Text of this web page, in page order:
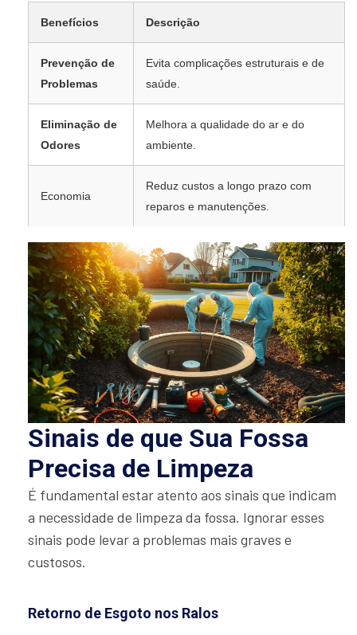
Benefícios Descrição
Prevenção de
Problemas
Evita complicações estruturais e de
saúde.
Eliminação de
Odores
Melhora a qualidade do ar e do
ambiente.
Economia
Reduz custos a longo prazo com
reparos e manutenções.
Sinais de que Sua Fossa
Precisa de Limpeza
É fundamental estar atento aos sinais que indicam
a necessidade de limpeza da fossa. Ignorar esses
sinais pode levar a problemas mais graves e
custosos.
Retorno de Esgoto nos Ralos